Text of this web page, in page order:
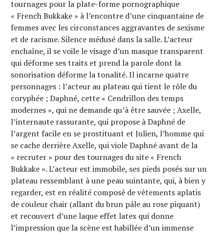
tournages pour la plate-forme pornographique
« French Bukkake » à l’encontre d’une cinquantaine de
femmes avec les circonstances aggravantes de sexisme
et de racisme. Silence médusé dans la salle. L’acteur
enchaîne, il se voile le visage d’un masque transparent
qui déforme ses traits et prend la parole dont la
sonorisation déforme la tonalité. Il incarne quatre
personnages : l’acteur au plateau qui tient le rôle du
coryphée ; Daphné, cette « Cendrillon des temps
modernes », qui ne demande qu’à être sauvée ; Axelle,
l’internaute rassurante, qui propose à Daphné de
l’argent facile en se prostituant et Julien, l’homme qui
se cache derrière Axelle, qui viole Daphné avant de la
« recruter » pour des tournages du site « French
Bukkake ». L’acteur est immobile, ses pieds posés sur un
plateau ressemblant à une peau suintante, qui, à bien y
regarder, est en réalité composé de vêtements aplatis
de couleur chair (allant du brun pâle au rose piquant)
et recouvert d’une laque effet latex qui donne
l’impression que la scène est habillée d’un immense